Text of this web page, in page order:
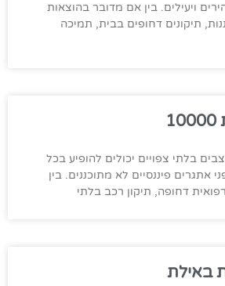
ויעילים. בין אם מדובר בהוצאות
תיקונים דחופים בבית, תמיכה
בלתי צפויים יכולים להופיע בכל
אתגרים פיננסיים לא מתוכננים. בין
דחופה, תיקון רכב בלתי
באילת